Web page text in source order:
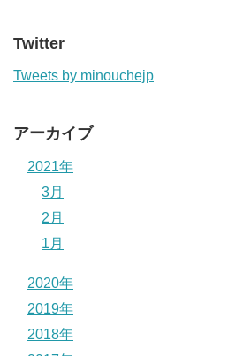
Twitter
Tweets by minouchejp
アーカイブ
2021年
3月
2月
1月
2020年
2019年
2018年